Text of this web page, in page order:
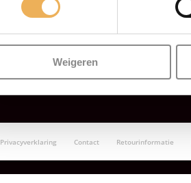
Weigeren
Privacyverklaring Contact Retourinformatie